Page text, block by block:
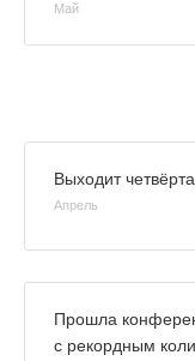
Май
Выходит
Апрель
Прошла
с рекордным